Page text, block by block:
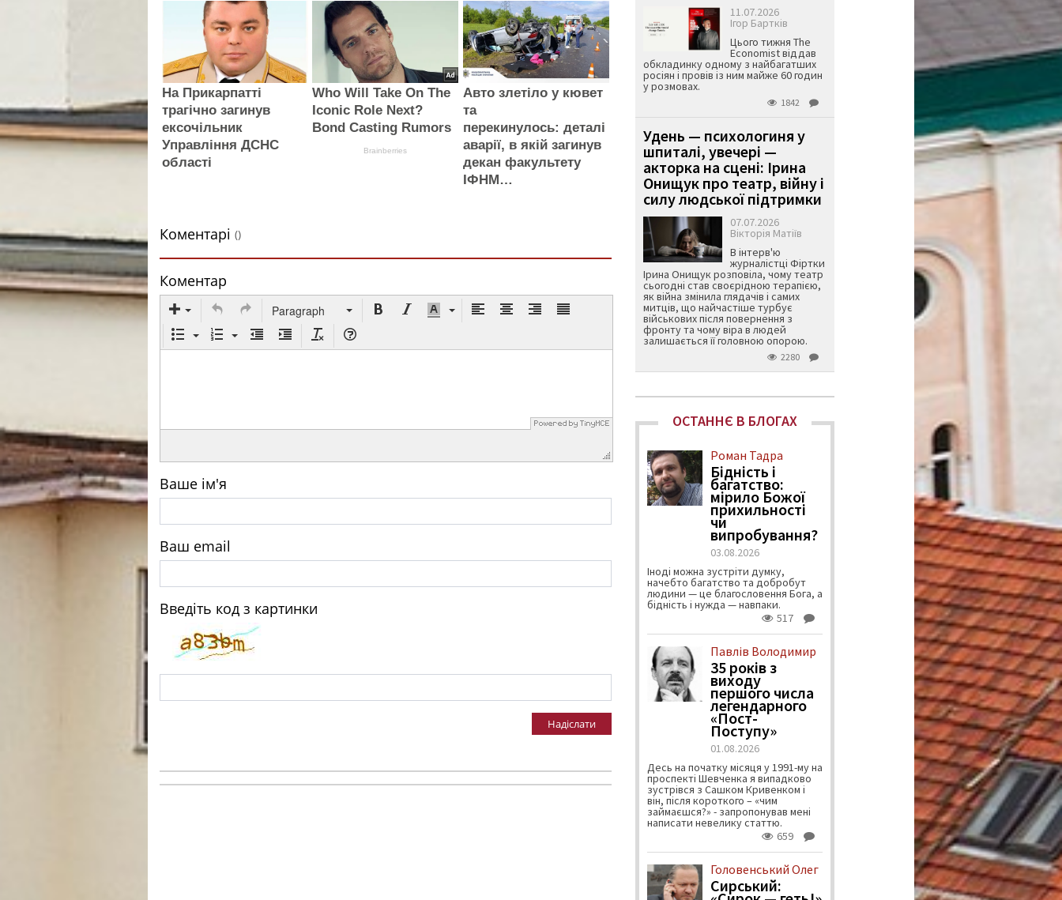
На Прикарпатті
трагічно загинув
ексочільник
Управління ДСНС
області
Who Will Take On The
Iconic Role Next?
Bond Casting Rumors
Brainberries
Авто злетіло у кювет
та
перекинулось: деталі
аварії, в якій загинув
декан факультету
ІФНМ…
Коментарі ()
Коментар
Paragraph
Ваше ім'я
Ваш email
Введіть код з картинки
Надіслати
11.07.2026
Ігор Бартків
Цього тижня The
Economist віддав
обкладинку одному з найбагатших
росіян і провів із ним майже 60 годин
у розмовах.
1842
Удень — психологиня у
шпиталі, увечері —
акторка на сцені: Ірина
Онищук про театр, війну і
силу людської підтримки
07.07.2026
Вікторія Матіїв
В інтерв'ю
журналістці Фіртки
Ірина Онищук розповіла, чому театр
сьогодні став своєрідною терапією,
як війна змінила глядачів і самих
митців, що найчастіше турбує
військових після повернення з
фронту та чому віра в людей
залишається її головною опорою.
2280
ОСТАННЄ В БЛОГАХ
Роман Тадра
Бідність і
багатство:
мірило Божої
прихильності
чи
випробування?
03.08.2026
Іноді можна зустріти думку,
начебто багатство та добробут
людини — це благословення Бога, а
бідність і нужда — навпаки.
517
Павлів Володимир
35 років з
виходу
першого числа
легендарного
«Пост-
Поступу»
01.08.2026
Десь на початку місяця у 1991-му на
проспекті Шевченка я випадково
зустрівся з Сашком Кривенком і
він, після короткого – «чим
займаєшся?» - запропонував мені
написати невелику статтю.
659
Головенський Олег
Сирський: